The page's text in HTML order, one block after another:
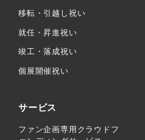
移転・引越し祝い
就任・昇進祝い
竣工・落成祝い
個展開催祝い
サービス
ファン企画専用クラウドフ